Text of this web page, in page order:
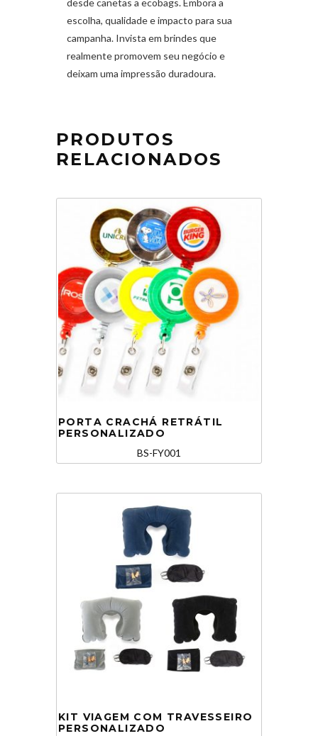
escolha, qualidade e impacto para sua
campanha. Invista em brindes que
realmente promovem seu negócio e
deixam uma impressão duradoura.
PRODUTOS
RELACIONADOS
PORTA CRACHÁ RETRÁTIL
PERSONALIZADO
BS-FY001
KIT VIAGEM COM TRAVESSEIRO
PERSONALIZADO